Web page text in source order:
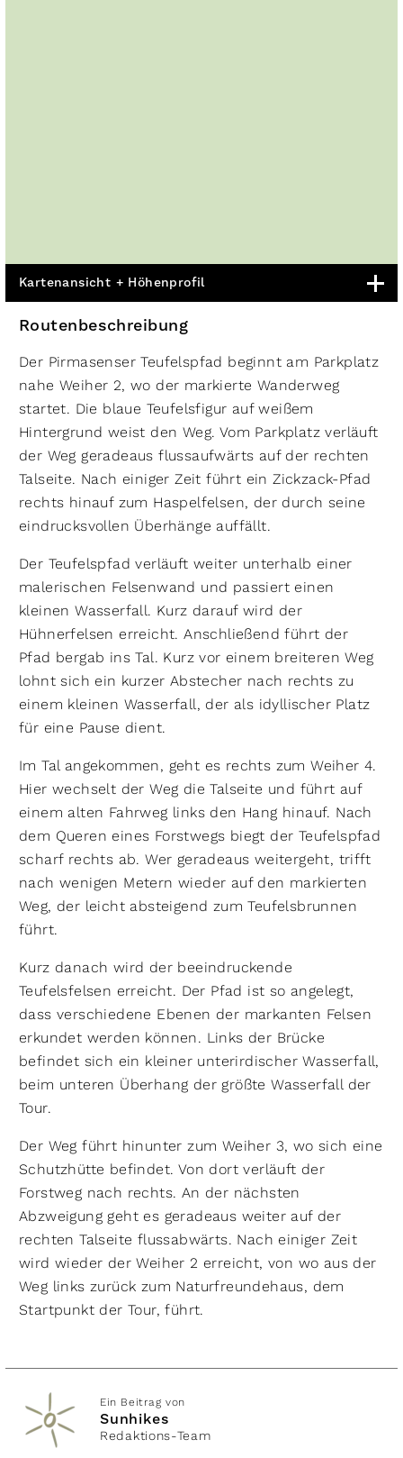
Kartenansicht + Höhenprofil
Routenbeschreibung
Der Pirmasenser Teufelspfad beginnt am Parkplatz
nahe Weiher 2, wo der markierte Wanderweg
startet. Die blaue Teufelsfigur auf weißem
Hintergrund weist den Weg. Vom Parkplatz verläuft
der Weg geradeaus flussaufwärts auf der rechten
Talseite. Nach einiger Zeit führt ein Zickzack-Pfad
rechts hinauf zum Haspelfelsen, der durch seine
eindrucksvollen Überhänge auffällt.
Der Teufelspfad verläuft weiter unterhalb einer
malerischen Felsenwand und passiert einen
kleinen Wasserfall. Kurz darauf wird der
Hühnerfelsen erreicht. Anschließend führt der
Pfad bergab ins Tal. Kurz vor einem breiteren Weg
lohnt sich ein kurzer Abstecher nach rechts zu
einem kleinen Wasserfall, der als idyllischer Platz
für eine Pause dient.
Im Tal angekommen, geht es rechts zum Weiher 4.
Hier wechselt der Weg die Talseite und führt auf
einem alten Fahrweg links den Hang hinauf. Nach
dem Queren eines Forstwegs biegt der Teufelspfad
scharf rechts ab. Wer geradeaus weitergeht, trifft
nach wenigen Metern wieder auf den markierten
Weg, der leicht absteigend zum Teufelsbrunnen
führt.
Kurz danach wird der beeindruckende
Teufelsfelsen erreicht. Der Pfad ist so angelegt,
dass verschiedene Ebenen der markanten Felsen
erkundet werden können. Links der Brücke
befindet sich ein kleiner unterirdischer Wasserfall,
beim unteren Überhang der größte Wasserfall der
Tour.
Der Weg führt hinunter zum Weiher 3, wo sich eine
Schutzhütte befindet. Von dort verläuft der
Forstweg nach rechts. An der nächsten
Abzweigung geht es geradeaus weiter auf der
rechten Talseite flussabwärts. Nach einiger Zeit
wird wieder der Weiher 2 erreicht, von wo aus der
Weg links zurück zum Naturfreundehaus, dem
Startpunkt der Tour, führt.
Ein Beitrag von
Sunhikes
Redaktions-Team